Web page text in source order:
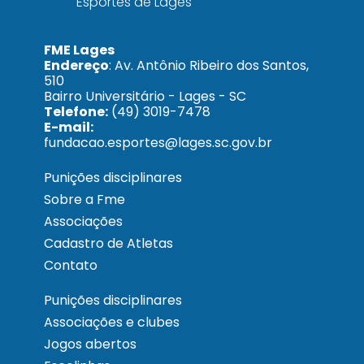
FME Lages
Endereço: Av. Antônio Ribeiro dos Santos,
510
Bairro Universitário - Lages - SC
Telefone: (49) 3019-7478
E-mail:
fundacao.esportes@lages.sc.gov.br
Punições disciplinares
Sobre a Fme
Associações
Cadastro de Atletas
Contato
Punições disciplinares
Associações e clubes
Jogos abertos